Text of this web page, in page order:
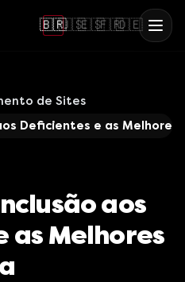
🇧🇷🇺🇸🇪🇸🇫🇷🇩🇪
de Sites
Deficientes e as
aos
as Melhores